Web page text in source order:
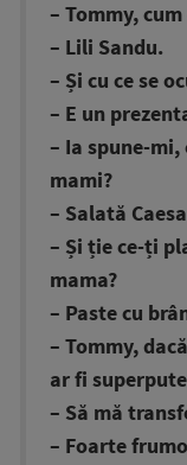
– Tommy,
– Lili Sandu.
– Și cu ce se
– E un
– Ia spune-
mami?
– Salată
– Și ție ce-ți
mama?
– Paste cu
– Tommy,
ar fi
– Să mă
– Foarte